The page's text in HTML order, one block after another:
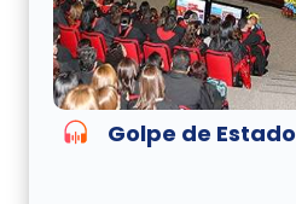
Golpe de Estado